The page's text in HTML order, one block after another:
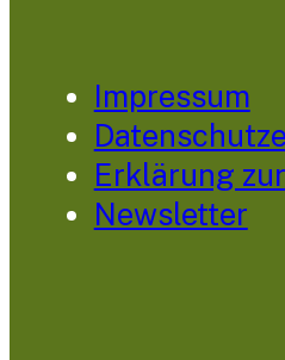
Impressum
Erklärung
Newsletter